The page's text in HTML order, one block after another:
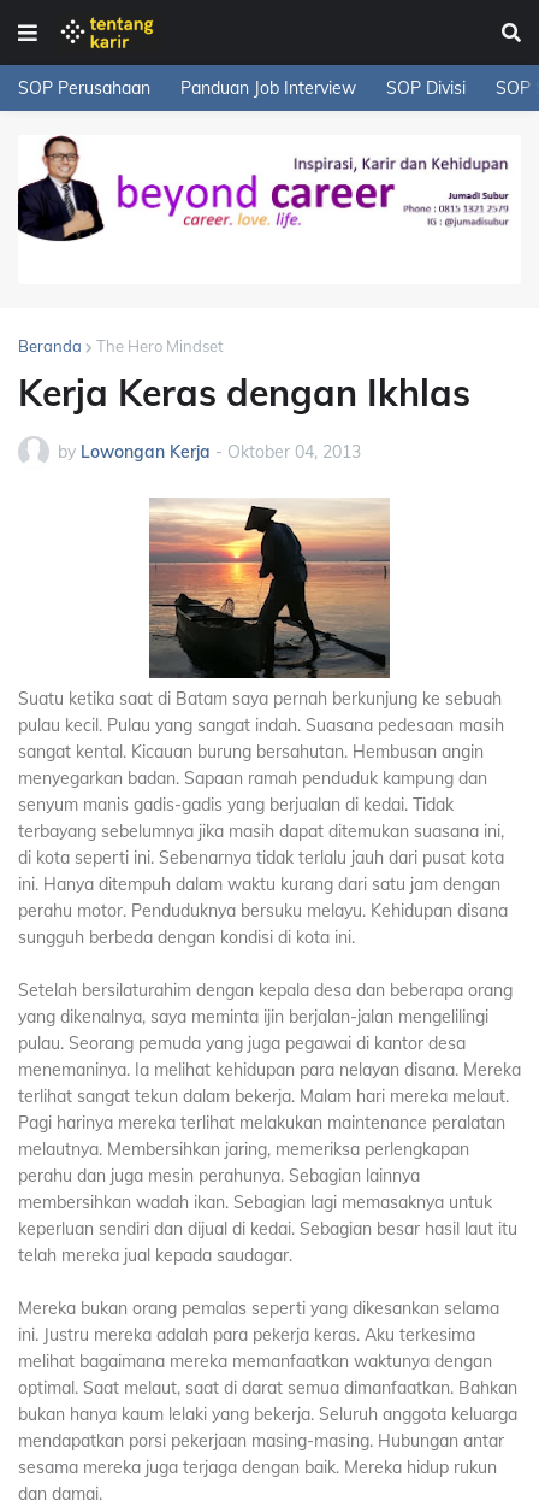
SOP Perusahaan Panduan Job Interview SOP Divisi SOP
Beranda The Hero Mindset
Kerja Keras dengan Ikhlas
by Lowongan Kerja - Oktober 04, 2013
Suatu ketika saat di Batam saya pernah berkunjung ke sebuah
pulau kecil. Pulau yang sangat indah. Suasana pedesaan masih
sangat kental. Kicauan burung bersahutan. Hembusan angin
menyegarkan badan. Sapaan ramah penduduk kampung dan
senyum manis gadis-gadis yang berjualan di kedai. Tidak
terbayang sebelumnya jika masih dapat ditemukan suasana ini,
di kota seperti ini. Sebenarnya tidak terlalu jauh dari pusat kota
ini. Hanya ditempuh dalam waktu kurang dari satu jam dengan
perahu motor. Penduduknya bersuku melayu. Kehidupan disana
sungguh berbeda dengan kondisi di kota ini.
Setelah bersilaturahim dengan kepala desa dan beberapa orang
yang dikenalnya, saya meminta ijin berjalan-jalan mengelilingi
pulau. Seorang pemuda yang juga pegawai di kantor desa
menemaninya. Ia melihat kehidupan para nelayan disana. Mereka
terlihat sangat tekun dalam bekerja. Malam hari mereka melaut.
Pagi harinya mereka terlihat melakukan maintenance peralatan
melautnya. Membersihkan jaring, memeriksa perlengkapan
perahu dan juga mesin perahunya. Sebagian lainnya
membersihkan wadah ikan. Sebagian lagi memasaknya untuk
keperluan sendiri dan dijual di kedai. Sebagian besar hasil laut itu
telah mereka jual kepada saudagar.
Mereka bukan orang pemalas seperti yang dikesankan selama
ini. Justru mereka adalah para pekerja keras. Aku terkesima
melihat bagaimana mereka memanfaatkan waktunya dengan
optimal. Saat melaut, saat di darat semua dimanfaatkan. Bahkan
bukan hanya kaum lelaki yang bekerja. Seluruh anggota keluarga
mendapatkan porsi pekerjaan masing-masing. Hubungan antar
sesama mereka juga terjaga dengan baik. Mereka hidup rukun
dan damai.